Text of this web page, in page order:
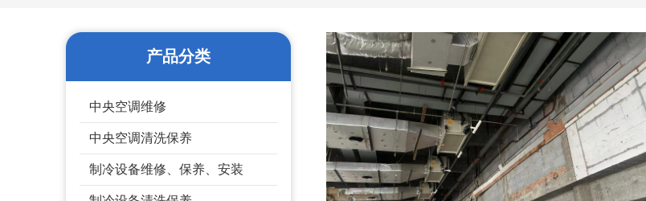
产品分类
中央空调维修
中央空调清洗保养
制冷设备维修、保养、安装